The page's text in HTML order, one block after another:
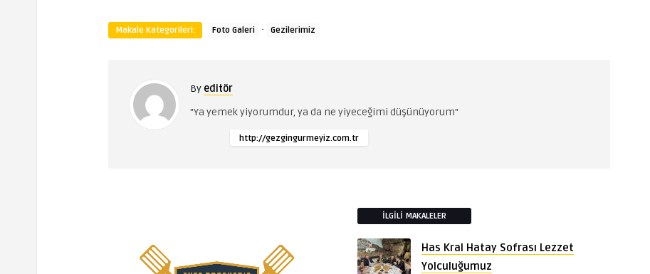
Makale Kategorileri: Foto Galeri · Gezilerimiz
By editör
"Ya yemek yiyorumdur, ya da ne yiyeceğimi düşünüyorum"
http://gezgingurmeyiz.com.tr
İLGILI MAKALELER
Has Kral Hatay Sofrası Lezzet
Yolculuğumuz